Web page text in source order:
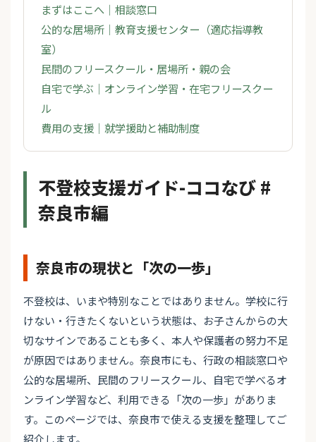
まずはここへ｜相談窓口
公的な居場所｜教育支援センター（適応指導教
室）
民間のフリースクール・居場所・親の会
自宅で学ぶ｜オンライン学習・在宅フリースクー
ル
費用の支援｜就学援助と補助制度
不登校支援ガイド-ココなび #
奈良市編
奈良市の現状と「次の一歩」
不登校は、いまや特別なことではありません。学校に行
けない・行きたくないという状態は、お子さんからの大
切なサインであることも多く、本人や保護者の努力不足
が原因ではありません。奈良市にも、行政の相談窓口や
公的な居場所、民間のフリースクール、自宅で学べるオ
ンライン学習など、利用できる「次の一歩」がありま
す。このページでは、奈良市で使える支援を整理してご